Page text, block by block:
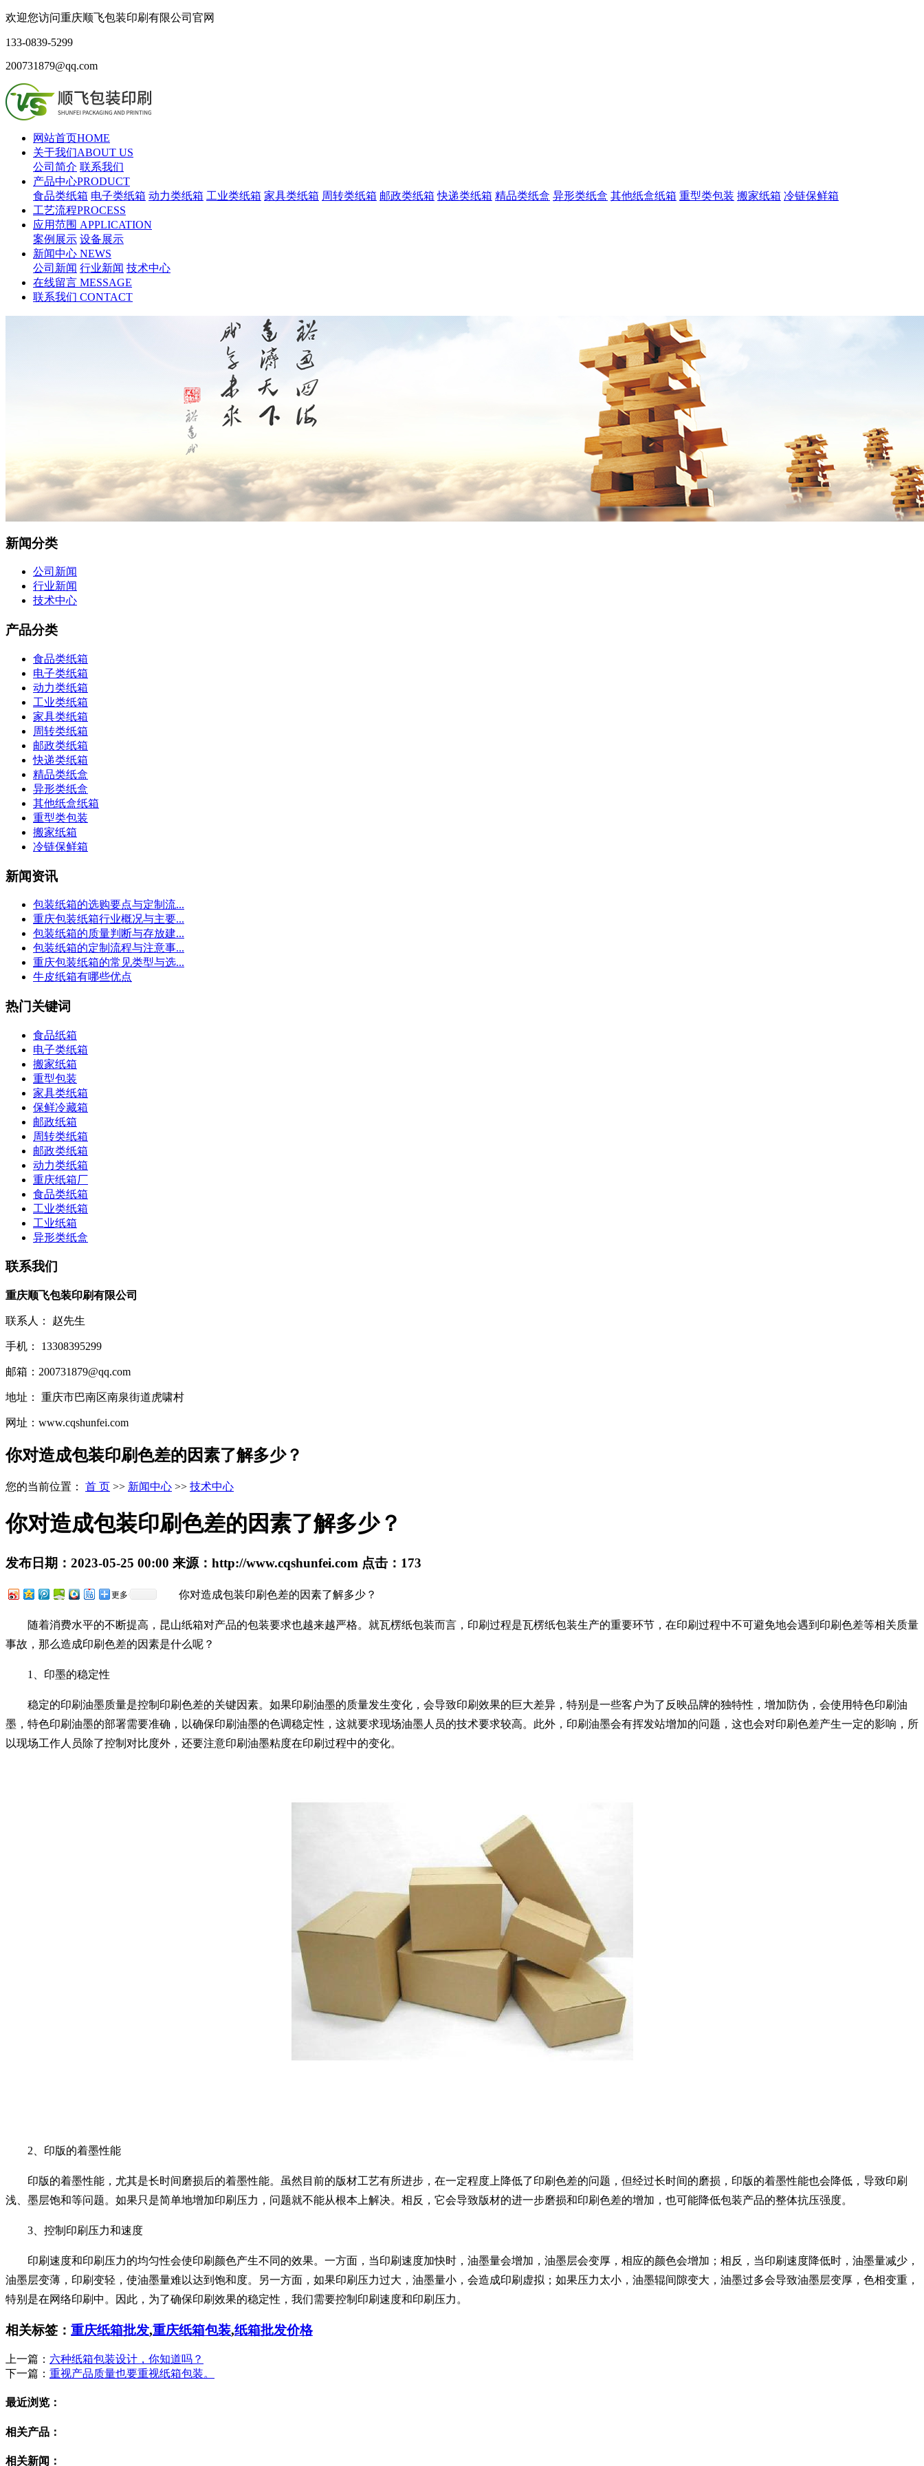
欢迎您访问重庆顺飞包装印刷有限公司官网
133-0839-5299
200731879@qq.com
网站首页HOME
关于我们ABOUT US
公司简介 联系我们
产品中心PRODUCT
食品类纸箱 电子类纸箱 动力类纸箱 工业类纸箱 家具类纸箱 周转类纸箱 邮政类纸箱 快递类纸箱 精品类纸盒 异形类纸盒 其他纸盒纸箱 重型类包装 搬家纸箱 冷链保鲜箱
工艺流程PROCESS
应用范围 APPLICATION
案例展示 设备展示
新闻中心 NEWS
公司新闻 行业新闻 技术中心
在线留言 MESSAGE
联系我们 CONTACT
新闻分类
公司新闻
行业新闻
技术中心
产品分类
食品类纸箱
电子类纸箱
动力类纸箱
工业类纸箱
家具类纸箱
周转类纸箱
邮政类纸箱
快递类纸箱
精品类纸盒
异形类纸盒
其他纸盒纸箱
重型类包装
搬家纸箱
冷链保鲜箱
新闻资讯
包装纸箱的选购要点与定制流...
重庆包装纸箱行业概况与主要...
包装纸箱的质量判断与存放建...
包装纸箱的定制流程与注意事...
重庆包装纸箱的常见类型与选...
牛皮纸箱有哪些优点
热门关键词
食品纸箱
电子类纸箱
搬家纸箱
重型包装
家具类纸箱
保鲜冷藏箱
邮政纸箱
周转类纸箱
邮政类纸箱
动力类纸箱
重庆纸箱厂
食品类纸箱
工业类纸箱
工业纸箱
异形类纸盒
联系我们
重庆顺飞包装印刷有限公司
联系人： 赵先生
手机： 13308395299
邮箱：200731879@qq.com
地址： 重庆市巴南区南泉街道虎啸村
网址：www.cqshunfei.com
你对造成包装印刷色差的因素了解多少？
您的当前位置： 首 页 >> 新闻中心 >> 技术中心
你对造成包装印刷色差的因素了解多少？
发布日期： 2023-05-25 00:00 来源： http://www.cqshunfei.com 点击： 173
更多 你对造成包装印刷色差的因素了解多少？
随着消费水平的不断提高，昆山纸箱对产品的包装要求也越来越严格。就瓦楞纸包装而言，印刷过程是瓦楞纸包装生产的重要环节，在印刷过程中不可避免地会遇到印刷色差等相关质量
事故，那么造成印刷色差的因素是什么呢？
1、印墨的稳定性
稳定的印刷油墨质量是控制印刷色差的关键因素。如果印刷油墨的质量发生变化，会导致印刷效果的巨大差异，特别是一些客户为了反映品牌的独特性，增加防伪，会使用特色印刷油
墨，特色印刷油墨的部署需要准确，以确保印刷油墨的色调稳定性，这就要求现场油墨人员的技术要求较高。此外，印刷油墨会有挥发站增加的问题，这也会对印刷色差产生一定的影响，所
以现场工作人员除了控制对比度外，还要注意印刷油墨粘度在印刷过程中的变化。
2、印版的着墨性能
印版的着墨性能，尤其是长时间磨损后的着墨性能。虽然目前的版材工艺有所进步，在一定程度上降低了印刷色差的问题，但经过长时间的磨损，印版的着墨性能也会降低，导致印刷
浅、墨层饱和等问题。如果只是简单地增加印刷压力，问题就不能从根本上解决。相反，它会导致版材的进一步磨损和印刷色差的增加，也可能降低包装产品的整体抗压强度。
3、控制印刷压力和速度
印刷速度和印刷压力的均匀性会使印刷颜色产生不同的效果。一方面，当印刷速度加快时，油墨量会增加，油墨层会变厚，相应的颜色会增加；相反，当印刷速度降低时，油墨量减少，
油墨层变薄，印刷变轻，使油墨量难以达到饱和度。另一方面，如果印刷压力过大，油墨量小，会造成印刷虚拟；如果压力太小，油墨辊间隙变大，油墨过多会导致油墨层变厚，色相变重，
特别是在网络印刷中。因此，为了确保印刷效果的稳定性，我们需要控制印刷速度和印刷压力。
相关标签： 重庆纸箱批发,重庆纸箱包装,纸箱批发价格
上一篇： 六种纸箱包装设计，你知道吗？
下一篇： 重视产品质量也要重视纸箱包装。
最近浏览：
相关产品：
相关新闻：